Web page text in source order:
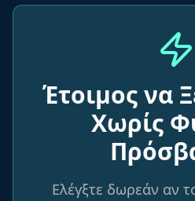
Έτοιμος να
Χωρίς
Ελέγξτε δωρεάν αν